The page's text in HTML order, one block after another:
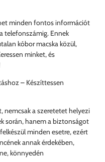
minden fontos információt
telefonszámig. Ennek
kóbor macska közül,
minket, és
– Készíttessen
nemcsak a szeretetet helyezi
során, hanem a biztonságot
minden esetre, ezért
annak érdekében,
könnyedén